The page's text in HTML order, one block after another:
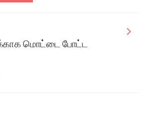
மொட்டை போட்ட